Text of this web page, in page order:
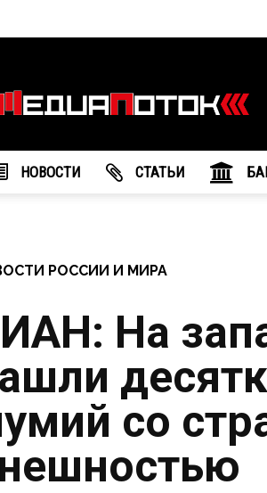
агентство
"МедиаПоток"
НОВОСТИ CТАТЬИ
РОССИИ И МИРА
На
со